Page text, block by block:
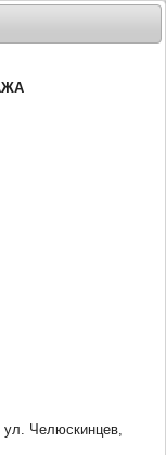
Челюскинцев,